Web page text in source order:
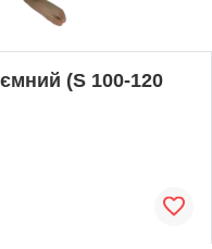
(S 100-120